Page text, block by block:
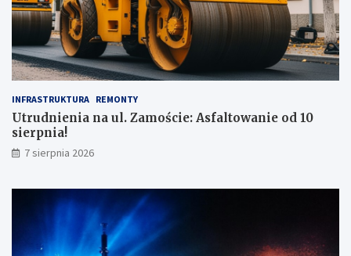
INFRASTRUKTURA REMONTY
Utrudnienia na ul. Zamoście: Asfaltowanie od 10
sierpnia!
7 sierpnia 2026